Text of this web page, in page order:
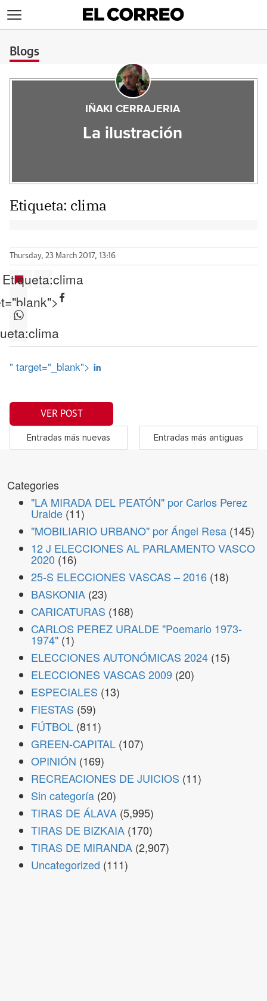
Blogs
IÑAKI CERRAJERIA
La ilustración
Etiqueta: clima
Thursday, 23 March 2017, 13:16
Etiqueta:clima
clima
" target="_blank">
VER POST
Entradas más nuevas Entradas más antiguas
Categories
"LA MIRADA DEL PEATÓN" por Carlos Perez
Uralde (11)
"MOBILIARIO URBANO" por Ángel Resa (145)
12 J ELECCIONES AL PARLAMENTO VASCO
2020 (16)
25-S ELECCIONES VASCAS – 2016 (18)
BASKONIA (23)
CARICATURAS (168)
CARLOS PEREZ URALDE "Poemario 1973-
1974" (1)
ELECCIONES AUTONÓMICAS 2024 (15)
ELECCIONES VASCAS 2009 (20)
ESPECIALES (13)
FIESTAS (59)
FÚTBOL (811)
GREEN-CAPITAL (107)
OPINIÓN (169)
RECREACIONES DE JUICIOS (11)
Sin categoría (20)
TIRAS DE ÁLAVA (5,995)
TIRAS DE BIZKAIA (170)
TIRAS DE MIRANDA (2,907)
Uncategorized (111)